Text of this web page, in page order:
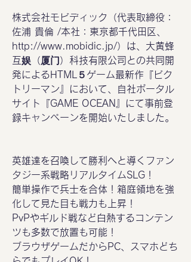
株式会社モビディック（代表取締役：
佐浦 貴倫 /本社：東京都千代田区、
http://www.mobidic.jp/）は、大黄蜂
互娱（厦门）科技有限公司との共同開
発によるHTML５ゲーム最新作『ビク
トリーマン』において、自社ポータル
サイト『GAME OCEAN』にて事前登
録キャンペーンを開始いたしました。
英雄達を召喚して勝利へと導くファン
タジー系戦略リアルタイムSLG！
簡単操作で兵士を合体！箱庭領地を強
化して見た目も戦力も上昇！
PvPやギルド戦など白熱するコンテン
ツも多数で放置も可能！
ブラウザゲームだからPC、スマホどち